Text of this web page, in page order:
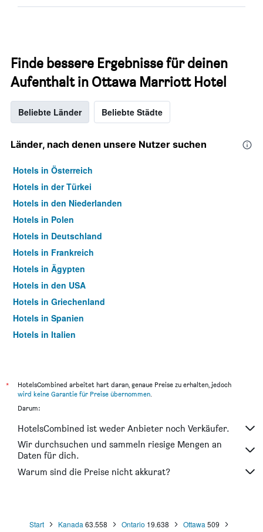
Finde bessere Ergebnisse für deinen
Aufenthalt in Ottawa Marriott Hotel
Beliebte Länder Beliebte Städte
Länder, nach denen unsere Nutzer suchen
Hotels in Österreich
Hotels in der Türkei
Hotels in den Niederlanden
Hotels in Polen
Hotels in Deutschland
Hotels in Frankreich
Hotels in Ägypten
Hotels in den USA
Hotels in Griechenland
Hotels in Spanien
Hotels in Italien
*
HotelsCombined arbeitet hart daran, genaue Preise zu erhalten, jedoch
wird keine Garantie für Preise übernommen.
Darum:
HotelsCombined ist weder Anbieter noch Verkäufer.
Wir durchsuchen und sammeln riesige Mengen an
Daten für dich.
Warum sind die Preise nicht akkurat?
Start Kanada 63.558 Ontario 19.638 Ottawa 509